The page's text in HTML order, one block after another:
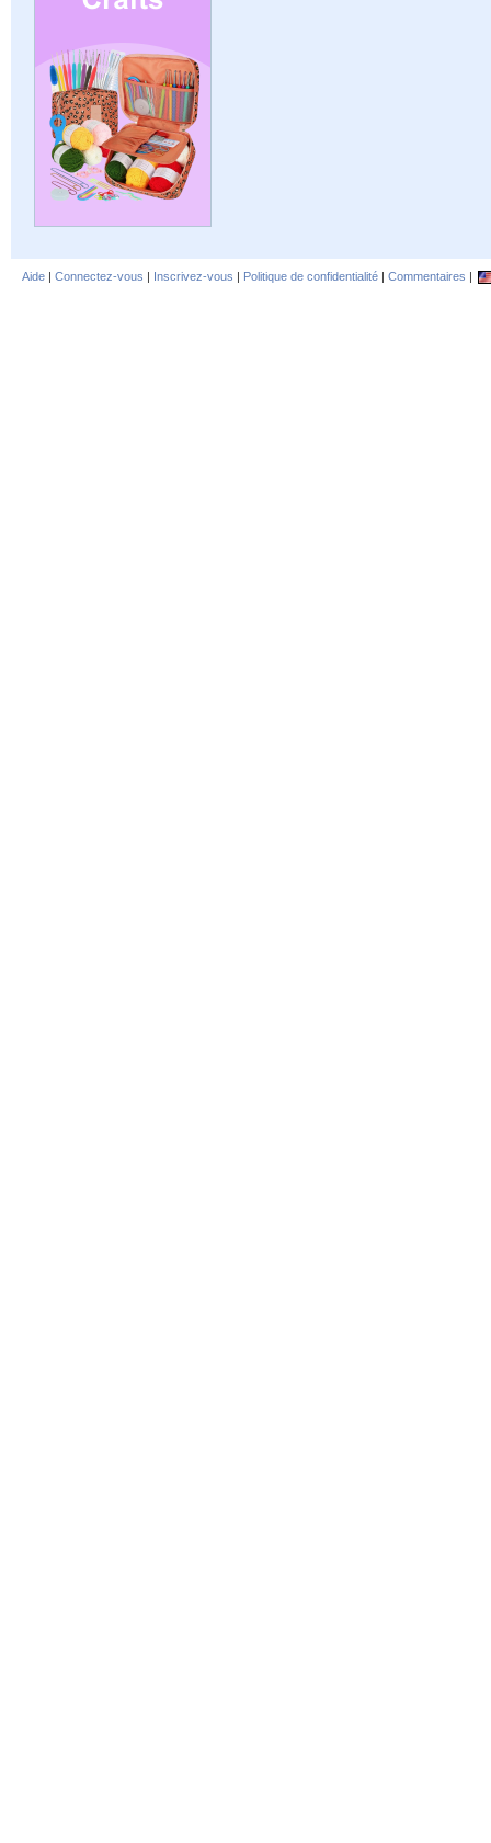
Aide | Connectez-vous | Inscrivez-vous | Politique de confidentialité | Commentaires |